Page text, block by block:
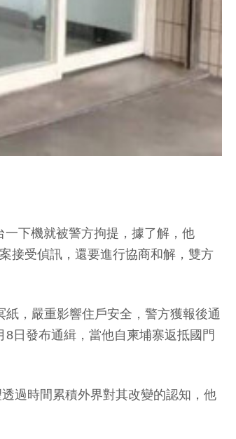
下機就被警方拘提，據了解，他
接受偵訊，還要進行協商和解，雙方
，嚴重影響住戶安全，警方獲報後通
日發布通緝，當他自柬埔寨返抵國門
過時間累積外界對其改變的認知，他